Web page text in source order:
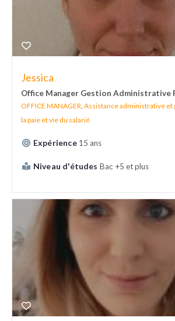
Jessica
Office Manager Gestion Administrative
OFFICE MANAGER Assistance administrative et
la paie et vie du salarié
Expérience 15 ans
Niveau d'études Bac +5 et plus